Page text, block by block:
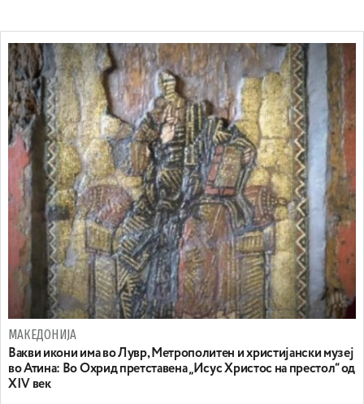
МАКЕДОНИЈА
Вакви икони има во Лувр, Метрополитен и христијански музеј
во Атина: Во Охрид претставена „Исус Христос на престол“ од
XIV век